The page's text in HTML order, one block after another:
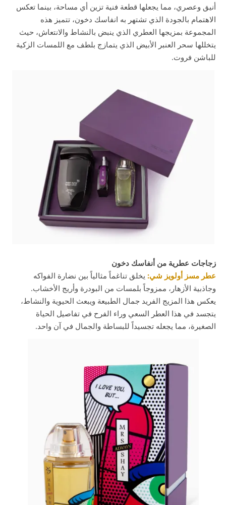
أنيق وعصري، مما يجعلها قطعة فنية تزين أي مساحة، بينما تعكس
الاهتمام بالجودة الذي تشتهر به انفاسك دخون، تتميز هذه
المجموعة بمزيجها العطري الذي ينبض بالنشاط والانتعاش، حيث
يتخللها سحر العنبر الأبيض الذي يتمازج بلطف مع اللمسات الزكية
للباشن فروت.
زجاجات عطرية من أنفاسك دخون
عطر مسز أولويز شي: يخلق تناغماً مثالياً بين نضارة الفواكه
وجاذبية الأزهار، ممزوجاً بلمسات من البودرة وأريج الأخشاب.
يعكس هذا المزيج الفريد جمال الطبيعة ويبعث الحيوية والنشاط،
يتجسد في هذا العطر السعي وراء الفرح في تفاصيل الحياة
الصغيرة، مما يجعله تجسيداً للبساطة والجمال في آن واحد.